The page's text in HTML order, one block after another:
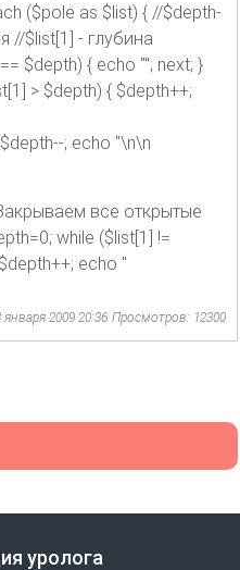
($pole as $list) { //$depth-
//$list[1] - глубина
$depth) { echo ""; next; }
> $depth) { $depth++;
; echo "\n\n
все открытые
while ($list[1] !=
echo "
января 2009 20:36 Просмотров: 12300
уролога